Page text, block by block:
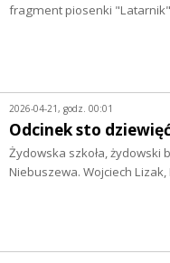
fragment piosenki
2026-04-21, godz. 00:01
Odcinek sto
Żydowska szkoła, żydowski
Niebuszewa. Wojciech